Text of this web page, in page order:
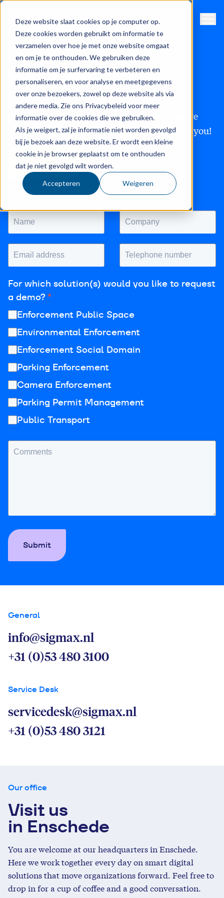
Deze website slaat cookies op je computer op.
Deze cookies worden gebruikt om informatie te
verzamelen over hoe je met onze website omgaat
en om je te onthouden. We gebruiken deze
informatie om je surfervaring te verbeteren en
personaliseren, en voor analyse en meetgegevens
over onze bezoekers, zowel op deze website als via
andere media. Zie ons Privacybeleid voor meer
informatie over de cookies die we gebruiken.
Als je weigert, zal je informatie niet worden gevolgd
bij je bezoek aan deze website. Er wordt een kleine
cookie in je browser geplaatst om te onthouden
dat je niet gevolgd wilt worden.
Accepteren Weigeren
Support
Contact
Request a
demo
Do you have a question or want to know more
about our solutions? We'd love to think with you!
Send email
For which solution(s) would you like to request
a demo?*
Enforcement Public Space
Environmental Enforcement
Enforcement Social Domain
Parking Enforcement
Camera Enforcement
Parking Permit Management
Public Transport
Submit
General
info@sigmax.nl
+31 (0)53 480 3100
Service Desk
servicedesk@sigmax.nl
+31 (0)53 480 3121
Our office
Visit us
in Enschede
You are welcome at our headquarters in Enschede.
Here we work together every day on smart digital
solutions that move organizations forward. Feel free to
drop in for a cup of coffee and a good conversation.